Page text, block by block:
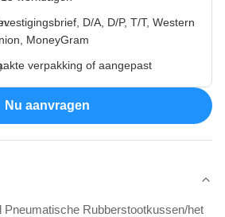
D/A, D/P, T/T, Western
MoneyGram
verpakking of aangepast
Nu aanvragen
Pneumatische Rubberstootkussen/het